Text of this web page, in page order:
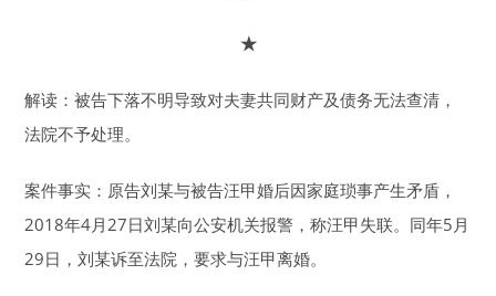
★
解读：被告下落不明导致对夫妻共同财产及债务无法查清，
法院不予处理。
案件事实：原告刘某与被告汪甲婚后因家庭琐事产生矛盾，
2018年4月27日刘某向公安机关报警，称汪甲失联。同年5月
29日，刘某诉至法院，要求与汪甲离婚。